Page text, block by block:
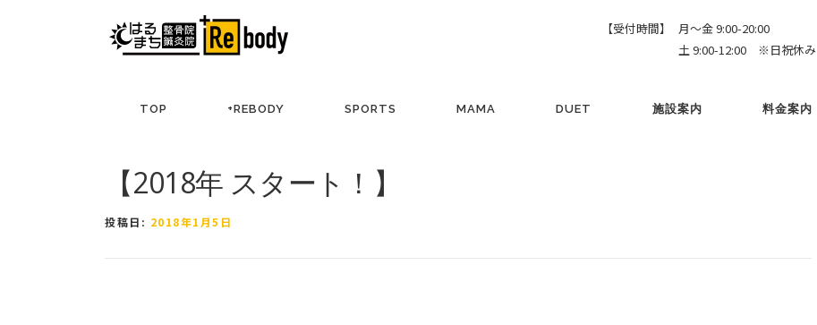
TOP +REBODY SPORTS MAMA DUET 施設案内 料金案内
【受付時間】
月～金 9:00-20:00
土 9:00-12:00 ※日祝休み
【2018年 スタート！】
投稿日: 2018年1月5日